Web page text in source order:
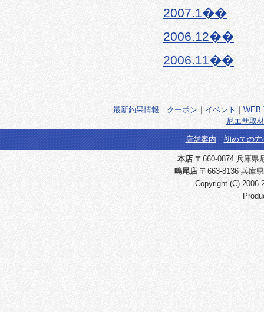
2007.1��
2006.12��
2006.11��
最新釣果情報 ｜ クーポン ｜ イベント ｜ WEB
尼エサ取
店舗案内 ｜ 初めての方
本店〒660-0874 兵庫県
鳴尾店 〒663-8136 兵庫
Copyright (C) 2006-